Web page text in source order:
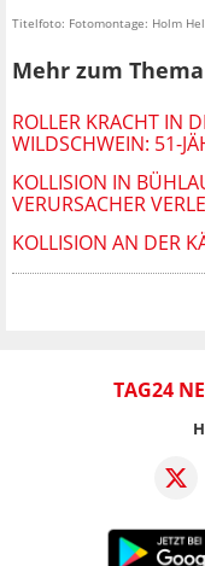
Titelfoto: Fotomontage: Holm
Mehr zum Thema
ROLLER KRACHT IN
WILDSCHWEIN: 51-
KOLLISION IN
VERURSACHER
KOLLISION AN DER
TAG24